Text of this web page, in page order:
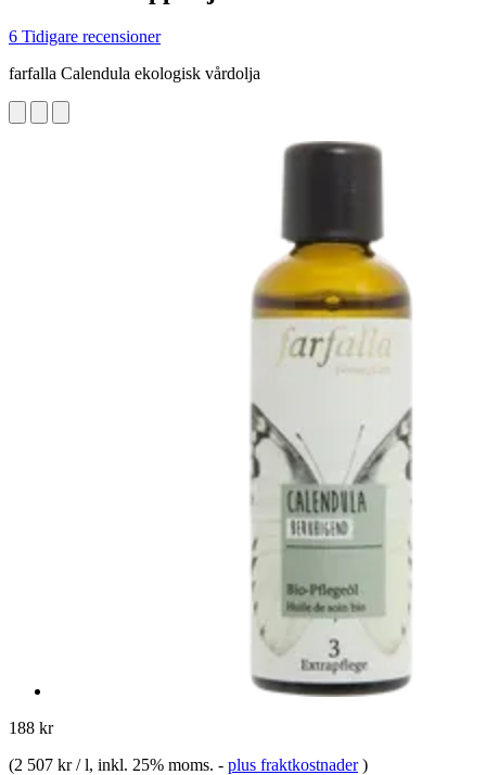
6 Tidigare recensioner
farfalla Calendula ekologisk vårdolja
188 kr
(2 507 kr / l, inkl. 25% moms. - plus fraktkostnader )